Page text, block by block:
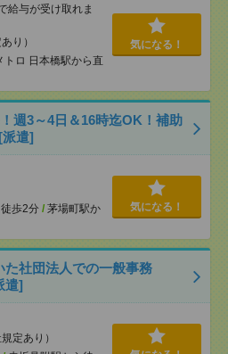
給与が受け取れま
り）
ロ 日本橋駅から直
気になる！
週3～4日＆16時迄OK！補助
遣]
歩2分 / 茅場町駅か
気になる！
た社団法人での一般事務
遣]
定あり）